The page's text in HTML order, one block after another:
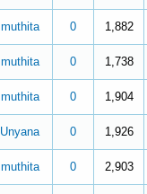
muthita 0 1,882
muthita 0 1,738
muthita 0 1,904
Unyana 0 1,926
muthita 0 2,903